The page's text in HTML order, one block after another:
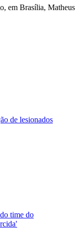
em Brasília, Matheus
de lesionados
time do